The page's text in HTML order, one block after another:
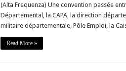
(Alta Frequenza) Une convention passée
Départemental, la CAPA, la direction
militaire départementale, Pôle Emploi, la
Read More »